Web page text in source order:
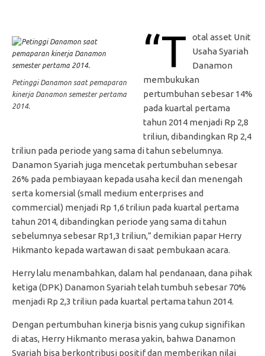
Petinggi Danamon saat pemaparan
kinerja Danamon semester pertama
2014.
“T
otal asset Unit
Usaha Syariah
Danamon
membukukan
pertumbuhan sebesar 14%
pada kuartal pertama
tahun 2014 menjadi Rp 2,8
triliun, dibandingkan Rp 2,4
triliun pada periode yang sama di tahun sebelumnya.
Danamon Syariah juga mencetak pertumbuhan sebesar
26% pada pembiayaan kepada usaha kecil dan menengah
serta komersial (small medium enterprises and
commercial) menjadi Rp 1,6 triliun pada kuartal pertama
tahun 2014, dibandingkan periode yang sama di tahun
sebelumnya sebesar Rp1,3 triliun,” demikian papar Herry
Hikmanto kepada wartawan di saat pembukaan acara.
Herry lalu menambahkan, dalam hal pendanaan, dana pihak
ketiga (DPK) Danamon Syariah telah tumbuh sebesar 70%
menjadi Rp 2,3 triliun pada kuartal pertama tahun 2014.
Dengan pertumbuhan kinerja bisnis yang cukup signifikan
di atas, Herry Hikmanto merasa yakin, bahwa Danamon
Syariah bisa berkontribusi positif dan memberikan nilai